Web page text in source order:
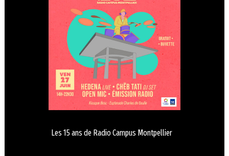
Les 15 ans de Radio Campus Montpellier